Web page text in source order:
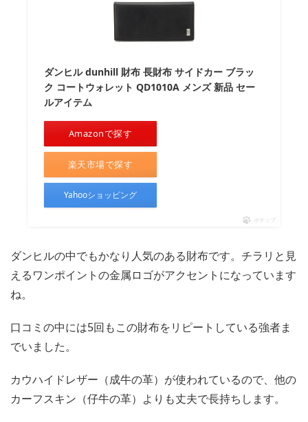
ダンヒル dunhill 財布 長財布 サイドカー ブラッ
ク コートウォレット QD1010A メンズ 新品 セー
ルアイテム
Amazonで探す
楽天市場で探す
Yahooショッピング
ポチップ
ダンヒルの中でもかなり人気のある財布です。チラリと見
えるワンポイントの金属ロゴがアクセントになっています
ね。
口コミの中には5回もこの財布をリピートしている強者ま
でいました。
カウハイドレザー（成牛の革）が使われているので、他の
カーフスキン（仔牛の革）よりも丈夫で長持ちします。